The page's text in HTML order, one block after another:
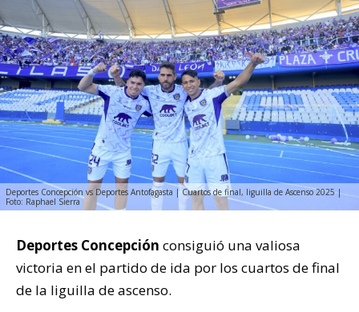
Deportes Concepción vs Deportes Antofagasta | Cuartos de final, liguilla de Ascenso 2025 |
Foto: Raphael Sierra
Deportes Concepción consiguió una valiosa
victoria en el partido de ida por los cuartos de final
de la liguilla de ascenso.